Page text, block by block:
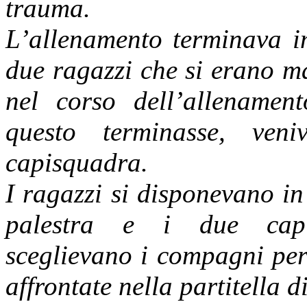
trauma.
L’allenamento terminava
due ragazzi che si erano
nel corso
questo terminasse,
capisquadra.
I ragazzi si disponevano
palestra e i due capi
sceglievano i compagni
affrontate nella partitella